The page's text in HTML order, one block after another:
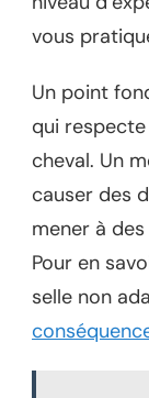
vous
Un point
qui
cheval. Un
causer des
mener à
Pour en
selle non